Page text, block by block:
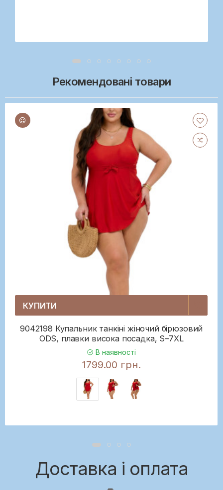
Рекомендовані товари
КУПИТИ
9042198 Купальник танкіні жіночий бірюзовий
ODS, плавки висока посадка, S–7XL
В наявності
1799.00 грн.
Доставка і оплата